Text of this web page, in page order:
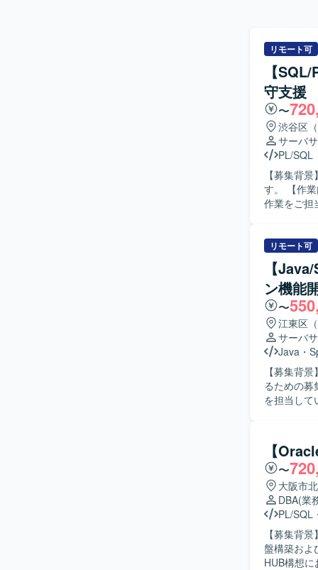
リモート可
【
守支援
〜
渋谷区
サーバ
PL/SQL
【募集背
す。 【作業内容】 レガシーシステムから新システムへのリプレイスに関する設計・開発・移行
作業をご担
連の作業をお願いいたします
がら主体
プし、課題に対
ムのリプ
す。長期的
を活用したシステ
心とした
想定されま
リモート可
【
ン機能
〜
江東区
サーバ
Java ・
【募集背
るための募集となります。 【作業内容
を担当して
【求める
を求めて
とスケジュー
力】 大規
知識や大
力やテスト
ます。 【開発環境】 Java（SpringBoot）を用いたバックエンド開発環境にて、AWS上でシステ
ムを構築・
程ごとに成
【
〜
大阪市
DBA(業
PL/SQL
【募集背
盤構築および
HUB構想